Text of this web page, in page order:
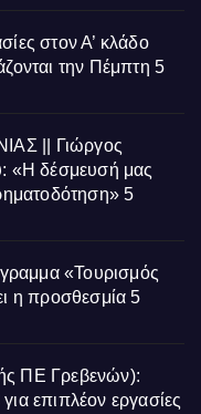
στον Α’ κλάδο
την Πέμπτη 5
|| Γιώργος
«Η δέσμευσή μας
5
«Τουρισμός
η προσθεσμία 5
ΠΕ Γρεβενών):
επιπλέον εργασίες